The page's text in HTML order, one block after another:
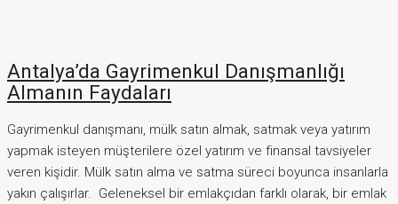
Antalya’da Gayrimenkul Danışmanlığı
Almanın Faydaları
Gayrimenkul danışmanı, mülk satın almak, satmak veya yatırım
yapmak isteyen müşterilere özel yatırım ve finansal tavsiyeler
veren kişidir. Mülk satın alma ve satma süreci boyunca insanlarla
yakın çalışırlar. Geleneksel bir emlakçıdan farklı olarak, bir emlak